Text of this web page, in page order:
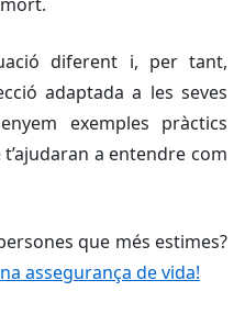
diferent i, per tant,
adaptada a les seves
exemples pràctics
a entendre com
que més estimes?
assegurança de vida!